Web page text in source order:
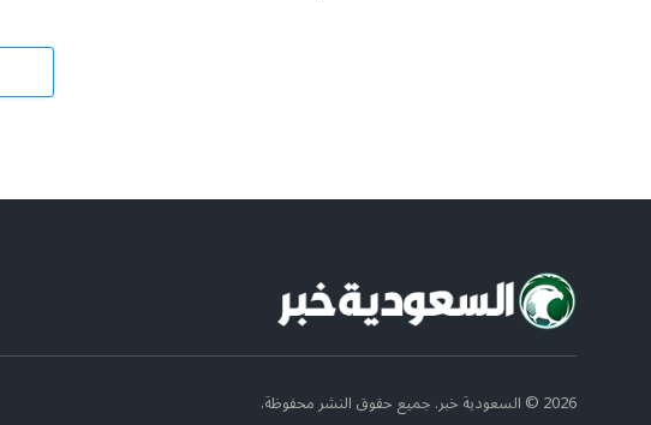
2026 © السعودية خبر. جميع حقوق النشر محفوظة.